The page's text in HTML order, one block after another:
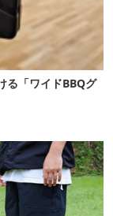
る「ワイドBBQグ